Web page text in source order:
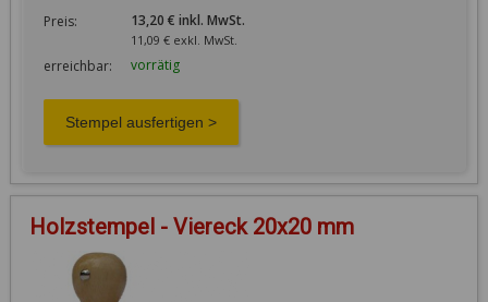
Preis: 13,20 € inkl. MwSt.
11,09 € exkl. MwSt.
erreichbar: vorrätig
Holzstempel - Viereck 20x20 mm